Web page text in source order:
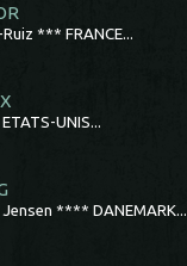
*** FRANCE...
UNIS...
**** DANEMARK...